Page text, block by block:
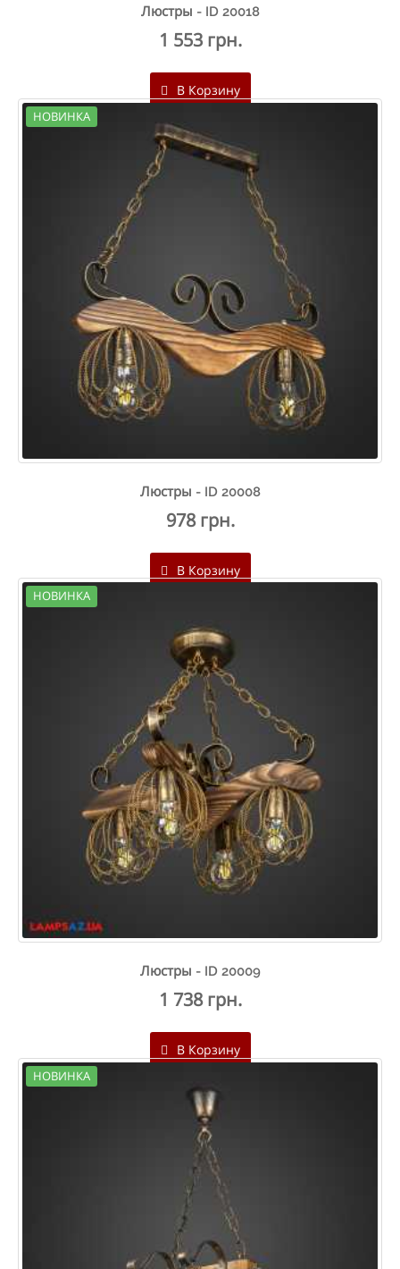
Люстры - ID 20018
1 553 грн.
В Корзину
НОВИНКА
Люстры - ID 20008
978 грн.
В Корзину
НОВИНКА
Люстры - ID 20009
1 738 грн.
В Корзину
НОВИНКА